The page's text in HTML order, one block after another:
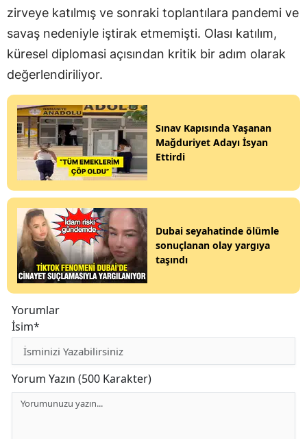
zirveye katılmış ve sonraki toplantılara pandemi ve
savaş nedeniyle iştirak etmemişti. Olası katılım,
küresel diplomasi açısından kritik bir adım olarak
değerlendiriliyor.
Sınav Kapısında Yaşanan
Mağduriyet Adayı İsyan
Ettirdi
Dubai seyahatinde ölümle
sonuçlanan olay yargıya
taşındı
Yorumlar
İsim*
Yorum Yazın (500 Karakter)